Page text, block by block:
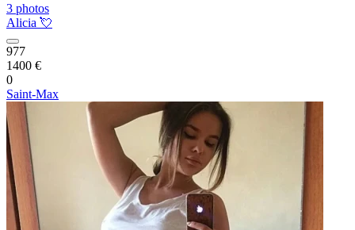
3 photos
Alicia 💘
977
1400 €
0
Saint-Max